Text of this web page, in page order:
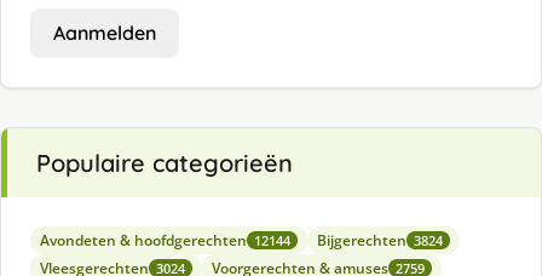
Aanmelden
Populaire categorieën
Avondeten & hoofdgerechten 12144 Bijgerechten 3824
Vleesgerechten 3024 Voorgerechten & amuses 2759